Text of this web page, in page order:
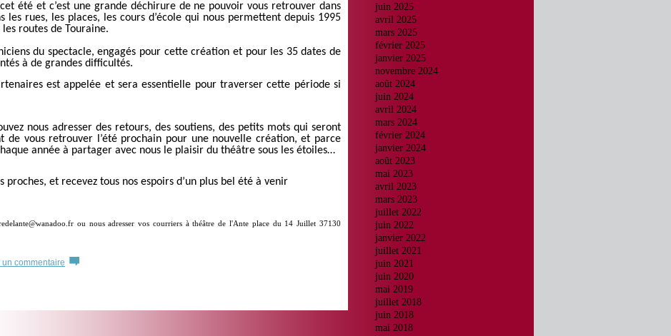
été et c’est une grande déchirure de ne pouvoir vous retrouver dans
les rues, les places, les cours d’école qui nous permettent depuis 1995
routes de Touraine.
du spectacle, engagés pour cette création et pour les 35 dates de
és à de grandes difficultés.
est appelée et sera essentielle pour traverser cette période si
nous adresser des retours, des soutiens, des petits mots qui seront
de vous retrouver l’été prochain pour une nouvelle création, et parce
année à partager avec nous le plaisir du théâtre sous les étoiles…
proches, et recevez tous nos espoirs d’un plus bel été à venir
ou nous adresser vos courriers à théâtre de l'Ante place du 14 Juillet 37130
un commentaire
juin 2025
avril 2025
mars 2025
février 2025
janvier 2025
novembre 2024
août 2024
juin 2024
avril 2024
mars 2024
février 2024
janvier 2024
août 2023
mai 2023
avril 2023
mars 2023
juillet 2022
juin 2022
janvier 2022
juillet 2021
juin 2021
juin 2020
mai 2019
juillet 2018
juin 2018
mai 2018